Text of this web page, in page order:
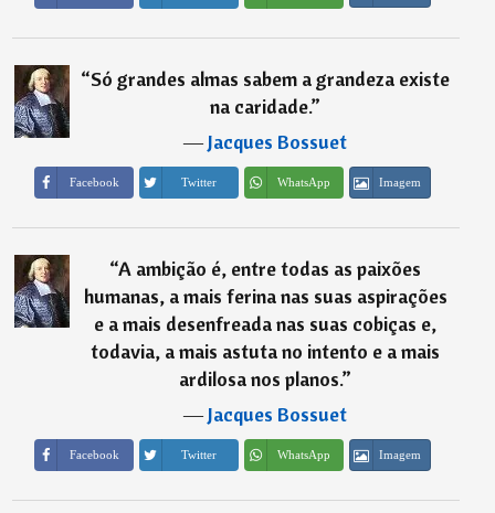
“Só grandes almas sabem a grandeza existe
na caridade.”
―Jacques Bossuet
Facebook Twitter WhatsApp Imagem
“A ambição é, entre todas as paixões
humanas, a mais ferina nas suas aspirações
e a mais desenfreada nas suas cobiças e,
todavia, a mais astuta no intento e a mais
ardilosa nos planos.”
―Jacques Bossuet
Facebook Twitter WhatsApp Imagem